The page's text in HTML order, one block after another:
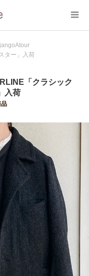
ター」入荷
「クラシック
入荷